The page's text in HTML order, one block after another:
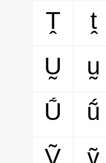
Ṱ
ṱ
Ṵ
ṵ
Ṹ
ṹ
Ṽ
ṽ